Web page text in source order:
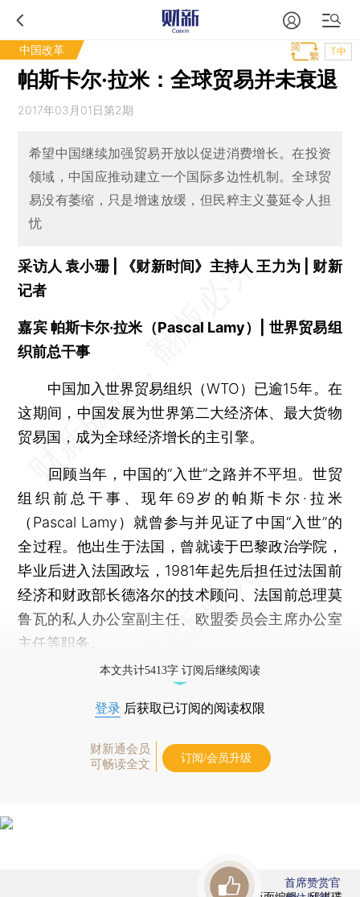
中国改革 T中
帕斯卡尔·拉米：全球贸易并未衰退
2017年03月01日第2期
希望中国继续加强贸易开放以促进消费增长。在投资
领域，中国应推动建立一个国际多边性机制。全球贸
易没有萎缩，只是增速放缓，但民粹主义蔓延令人担
忧
采访人 袁小珊 | 《财新时间》主持人 王力为 | 财新
记者
嘉宾 帕斯卡尔·拉米（Pascal Lamy）| 世界贸易组
织前总干事
中国加入世界贸易组织（WTO）已逾15年。在
这期间，中国发展为世界第二大经济体、最大货物
贸易国，成为全球经济增长的主引擎。
回顾当年，中国的“入世”之路并不平坦。世贸
组织前总干事、现年69岁的帕斯卡尔·拉米
（Pascal Lamy）就曾参与并见证了中国“入世”的
全过程。他出生于法国，曾就读于巴黎政治学院，
毕业后进入法国政坛，1981年起先后担任过法国前
经济和财政部长德洛尔的技术顾问、法国前总理莫
鲁瓦的私人办公室副主任、欧盟委员会主席办公室
主任等职务。
本文共计5413字 订阅后继续阅读
登录 后获取已订阅的阅读权限
财新通会员
可畅读全文
订阅/会员升级
首席赞赏官